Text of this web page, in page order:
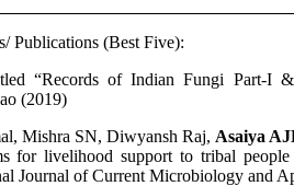
Publications (Best Five):
“Records of Indian Fungi Part-
(2019)
Mishra SN, Diwyansh Raj, Asaiya
for livelihood support to tribal
Journal of Current Microbiology and